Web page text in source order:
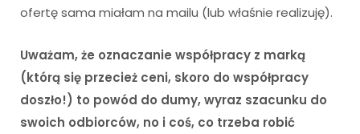
ofertę sama miałam na mailu (lub właśnie realizuję).
Uważam, że oznaczanie współpracy z marką
(którą się przecież ceni, skoro do współpracy
doszło!) to powód do dumy, wyraz szacunku do
swoich odbiorców, no i coś, co trzeba robić